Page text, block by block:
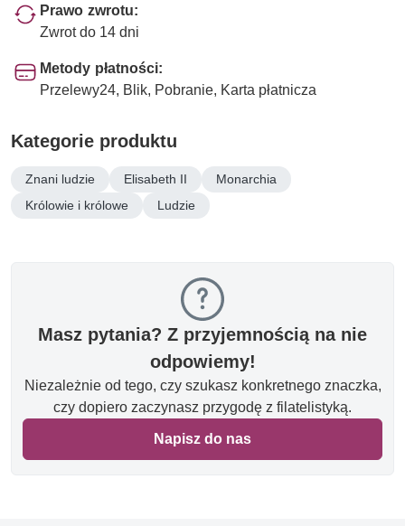
Prawo zwrotu:
Zwrot do 14 dni
Metody płatności:
Przelewy24, Blik, Pobranie, Karta płatnicza
Kategorie produktu
Znani ludzie Elisabeth II
Monarchia
Królowie i królowe
Ludzie
Masz pytania? Z przyjemnością na nie
odpowiemy!
Niezależnie od tego, czy szukasz konkretnego znaczka,
czy dopiero zaczynasz przygodę z filatelistyką.
Napisz do nas